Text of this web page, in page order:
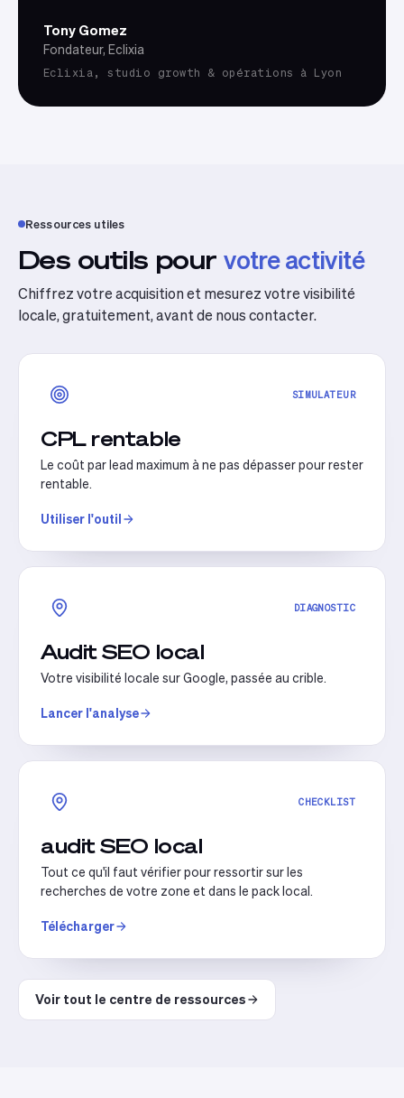
Tony Gomez
Fondateur, Eclixia
Eclixia, studio growth & opérations à Lyon
Ressources utiles
Des outils pour votre activité
Chiffrez votre acquisition et mesurez votre visibilité
locale, gratuitement, avant de nous contacter.
SIMULATEUR
CPL rentable
Le coût par lead maximum à ne pas dépasser pour rester
rentable.
Utiliser l'outil
DIAGNOSTIC
Audit SEO local
Votre visibilité locale sur Google, passée au crible.
Lancer l'analyse
CHECKLIST
audit SEO local
Tout ce qu'il faut vérifier pour ressortir sur les
recherches de votre zone et dans le pack local.
Télécharger
Voir tout le centre de ressources